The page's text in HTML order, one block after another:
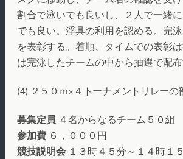
割合で泳いでも良いし、２人で一緒
でも良い。浮具の利用を認める。完
を表彰する。着順、タイムでの表彰
は完泳したチームの中から抽選で配布
(4) ２５０ｍ×４トーナメントリレーの
募集定員 ４名からなるチーム５０組
参加費 ６，０００円
競技説明会 １３時４５分～１４時